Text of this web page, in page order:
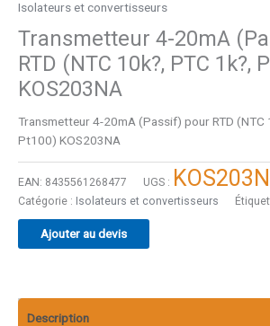
Isolateurs et convertisseurs
Transmetteur 4-20mA
RTD (NTC 10k?, PTC 1k?,
KOS203NA
Transmetteur 4-20mA (Passif) pour RTD (NTC
Pt100) KOS203NA
EAN: 8435561268477 UGS :
Catégorie : Isolateurs et convertisseurs
Ajouter au devis
Description